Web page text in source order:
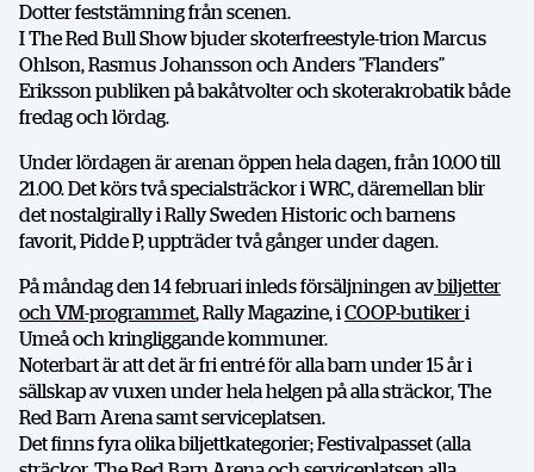
Dotter feststämning från scenen.
I The Red Bull Show bjuder skoterfreestyle-trion Marcus
Ohlson, Rasmus Johansson och Anders ”Flanders”
Eriksson publiken på bakåtvolter och skoterakrobatik både
fredag och lördag.
Under lördagen är arenan öppen hela dagen, från 10.00 till
21.00. Det körs två specialsträckor i WRC, däremellan blir
det nostalgirally i Rally Sweden Historic och barnens
favorit, Pidde P, uppträder två gånger under dagen.
På måndag den 14 februari inleds försäljningen avbiljetter
och VM-programmet, Rally Magazine, i COOP-butikeri
Umeå och kringliggande kommuner.
Noterbart är att det är fri entré för alla barn under 15 år i
sällskap av vuxen under hela helgen på alla sträckor, The
Red Barn Arena samt serviceplatsen.
Det finns fyra olika biljettkategorier; Festivalpasset (alla
DELA
Facebook X E-post
Kopiera